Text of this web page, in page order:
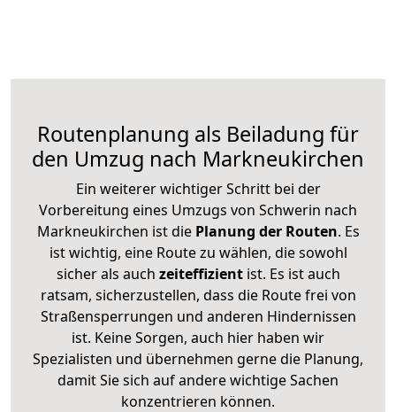
Routenplanung als Beiladung für
den Umzug nach Markneukirchen
Ein weiterer wichtiger Schritt bei der
Vorbereitung eines Umzugs von Schwerin nach
Markneukirchen ist diePlanung der Routen. Es
ist wichtig, eine Route zu wählen, die sowohl
sicher als auch zeiteffizientist. Es ist auch
ratsam, sicherzustellen, dass die Route frei von
Straßensperrungen und anderen Hindernissen
ist. Keine Sorgen, auch hier haben wir
Spezialisten und übernehmen gerne die Planung,
damit Sie sich auf andere wichtige Sachen
konzentrieren können.